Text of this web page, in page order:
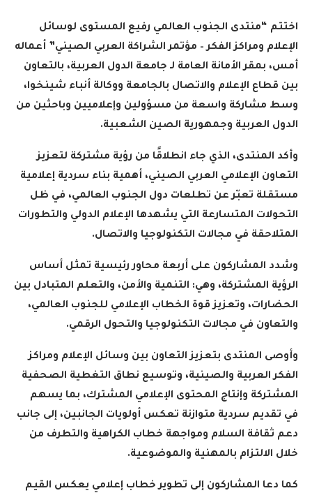
اختتم “منتدى الجنوب العالمي رفيع المستوى لوسائل
الإعلام ومراكز الفكر – مؤتمر الشراكة العربي الصيني” أعماله
أمس، بمقر الأمانة العامة لـ جامعة الدول العربية، بالتعاون
بين قطاع الإعلام والاتصال بالجامعة ووكالة أنباء شينخوا،
وسط مشاركة واسعة من مسؤولين وإعلاميين وباحثين من
الدول العربية وجمهورية الصين الشعبية.
وأكد المنتدى، الذي جاء انطلاقًا من رؤية مشتركة لتعزيز
التعاون الإعلامي العربي الصيني، أهمية بناء سردية إعلامية
مستقلة تعبّر عن تطلعات دول الجنوب العالمي، في ظل
التحولات المتسارعة التي يشهدها الإعلام الدولي والتطورات
المتلاحقة في مجالات التكنولوجيا والاتصال.
وشدد المشاركون على أربعة محاور رئيسية تمثل أساس
الرؤية المشتركة، وهي: التنمية والأمن، والتعلم المتبادل بين
الحضارات، وتعزيز قوة الخطاب الإعلامي للجنوب العالمي،
والتعاون في مجالات التكنولوجيا والتحول الرقمي.
وأوصى المنتدى بتعزيز التعاون بين وسائل الإعلام ومراكز
الفكر العربية والصينية، وتوسيع نطاق التغطية الصحفية
المشتركة وإنتاج المحتوى الإعلامي المشترك، بما يسهم
في تقديم سردية متوازنة تعكس أولويات الجانبين، إلى جانب
دعم ثقافة السلام ومواجهة خطاب الكراهية والتطرف من
خلال الالتزام بالمهنية والموضوعية.
كما دعا المشاركون إلى تطوير خطاب إعلامي يعكس القيم